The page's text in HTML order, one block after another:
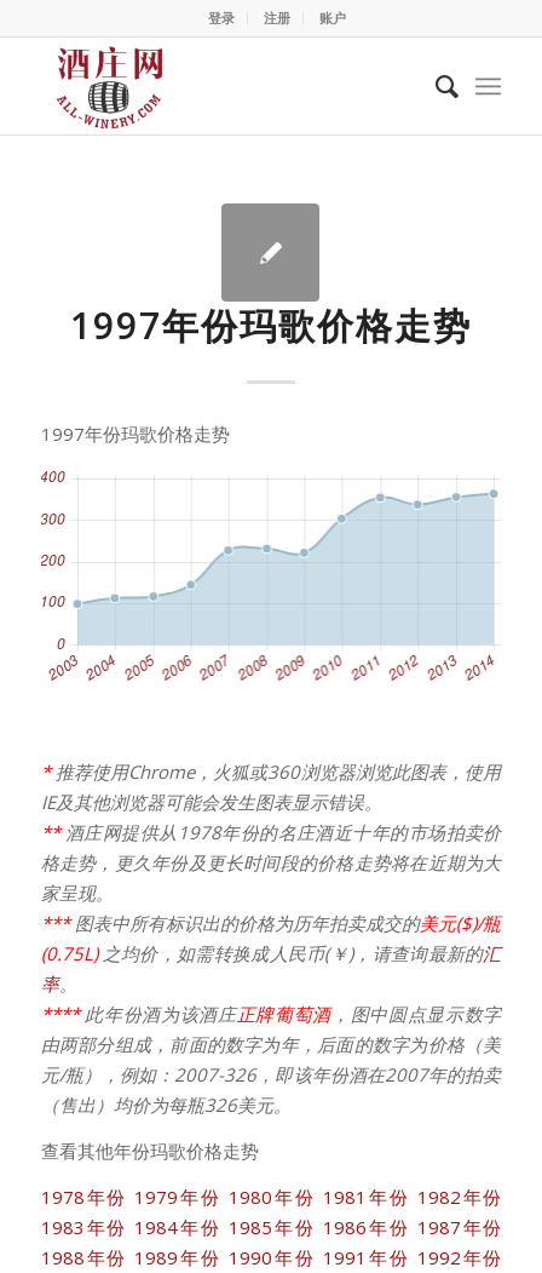
登录 注册 账户
1997年份玛歌价格走势
1997年份玛歌价格走势
*推荐使用Chrome，火狐或360浏览器浏览此图表，使用
IE及其他浏览器可能会发生图表显示错误。
** 酒庄网提供从1978年份的名庄酒近十年的市场拍卖价
格走势，更久年份及更长时间段的价格走势将在近期为大
家呈现。
***图表中所有标识出的价格为历年拍卖成交的美元($)/瓶
(0.75L)之均价，如需转换成人民币(￥)，请查询最新的汇
率。
****此年份酒为该酒庄正牌葡萄酒，图中圆点显示数字
由两部分组成，前面的数字为年，后面的数字为价格（美
元/瓶），例如：2007-326，即该年份酒在2007年的拍卖
（售出）均价为每瓶326美元。
查看其他年份玛歌价格走势
1978年份 1979年份 1980年份 1981年份 1982年份
1983年份 1984年份 1985年份 1986年份 1987年份
1988年份 1989年份 1990年份 1991年份 1992年份